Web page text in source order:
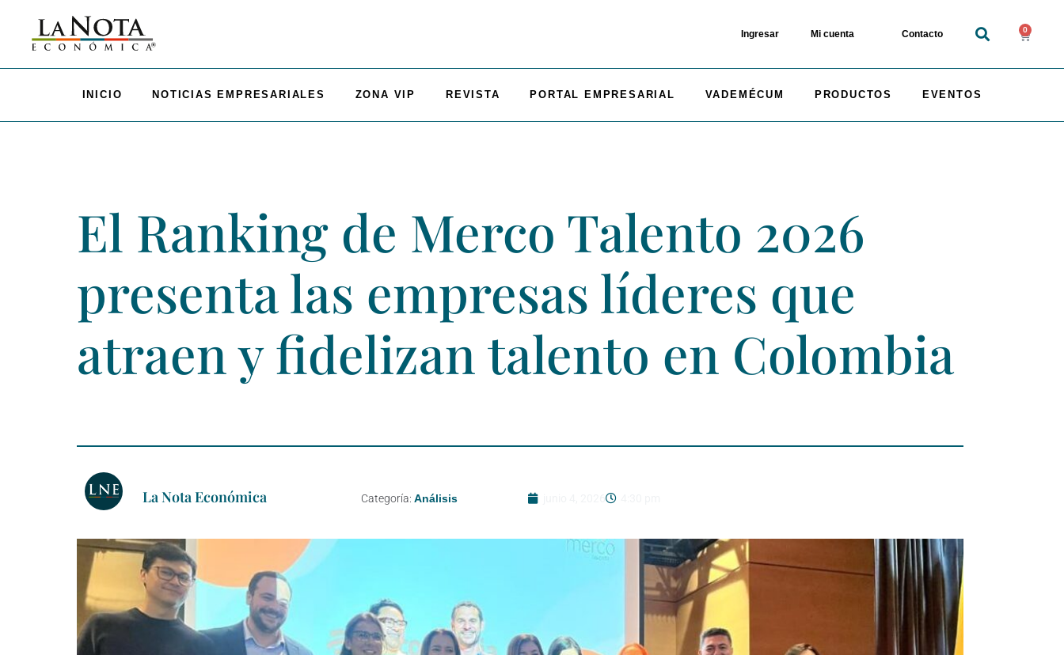
Ingresar Mi cuenta Contacto 0
INICIO NOTICIAS EMPRESARIALES ZONA VIP REVISTA PORTAL EMPRESARIAL VADEMÉCUM PRODUCTOS EVENTOS
El Ranking de Merco Talento 2026
presenta las empresas líderes que
atraen y fidelizan talento en Colombia
La Nota Económica Categoría: Análisis